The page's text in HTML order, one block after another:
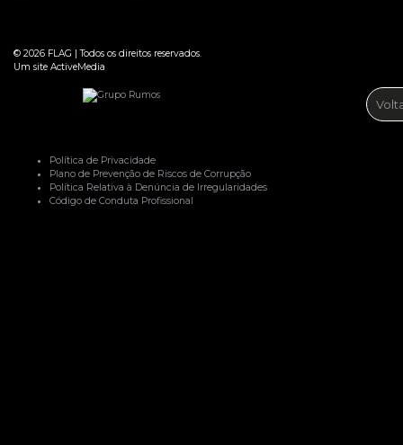
© 2026 FLAG |Todos os direitos reservados.
Um site ActiveMedia
Política de Privacidade
Plano de Prevenção de Riscos de Corrupção
Política Relativa à Denúncia de Irregularidades
Código de Conduta Profissional